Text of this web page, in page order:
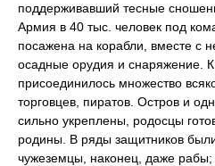
поддерживавший тесные
Армия в 40 тыс. человек под
посажена на корабли, вместе с
осадные орудия и снаряжение.
присоединилось множество
торговцев, пиратов. Остров и
сильно укреплены, родосцы
родины. В ряды защитников
чужеземцы, наконец, даже рабы;